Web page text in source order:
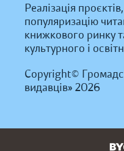
Реалізація
популяризацію
книжкового ринку
культурного і
Copyright©
видавців» 2026